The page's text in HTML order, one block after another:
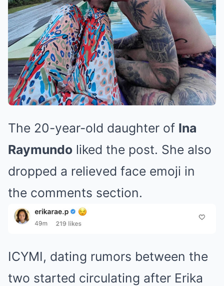
The 20-year-old daughter of Ina
Raymundo liked the post. She also
dropped a relieved face emoji in
the comments section.
ICYMI, dating rumors between the
two started circulating after Erika